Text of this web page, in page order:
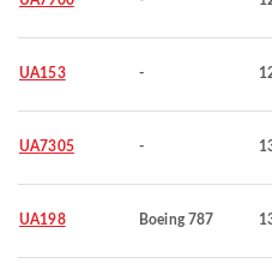
UA153 -
UA7305 -
UA198 Boeing 787